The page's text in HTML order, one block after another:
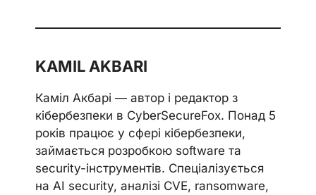
KAMIL AKBARI
Каміл Акбарі — автор і редактор з
кібербезпеки в CyberSecureFox. Понад 5
років працює у сфері кібербезпеки,
займається розробкою software та
security-інструментів. Спеціалізується
на AI security, аналізі CVE, ransomware,